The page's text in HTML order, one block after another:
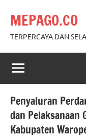
content
MEPAGO.CO
TERPERCAYA DAN
Penyaluran
dan Pelaksanaan
Kabupaten